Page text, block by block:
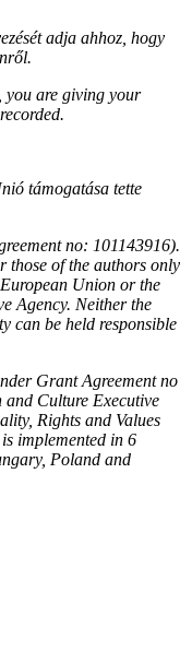
adja ahhoz, hogy
you are giving your
támogatása tette
no: 101143916).
those of the authors only
Union or the
Agency. Neither the
can be held responsible
Grant Agreement no
and Culture Executive
Rights and Values
implemented in 6
Poland and